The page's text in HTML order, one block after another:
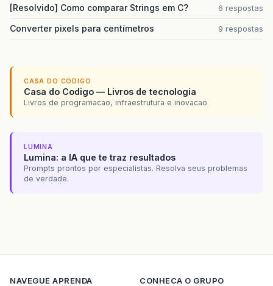
[Resolvido] Como comparar Strings em C? 6 respostas
Converter pixels para centímetros 9 respostas
CASA DO CODIGO
Casa do Codigo — Livros de tecnologia
Livros de programacao, infraestrutura e inovacao
LUMINA
Lumina: a IA que te traz resultados
Prompts prontos por especialistas. Resolva seus problemas
de verdade.
NAVEGUE APRENDA
CONHECA O GRUPO